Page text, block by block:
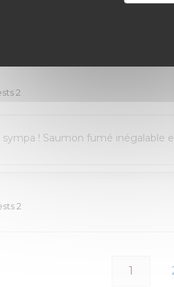
Accueil et service parfaits! Un
choix (homard, poisson...). Vins
2
sympa ! Saumon fumé inégalable
2
1